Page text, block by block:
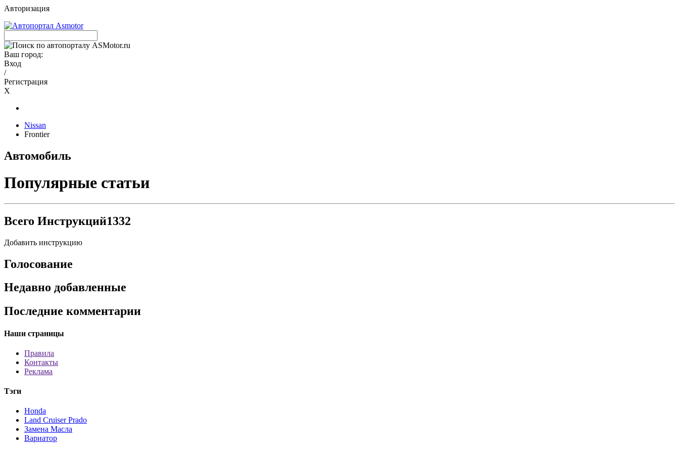
Авторизация
Ваш город:
Вход
/
Регистрация
X
Nissan
Frontier
Автомобиль
Популярные статьи
Всего Инструкций1332
Добавить инструкцию
Голосование
Недавно добавленные
Последние комментарии
Наши страницы
Правила
Контакты
Реклама
Тэги
Honda
Land Cruiser Prado
Замена Масла
Вариатор